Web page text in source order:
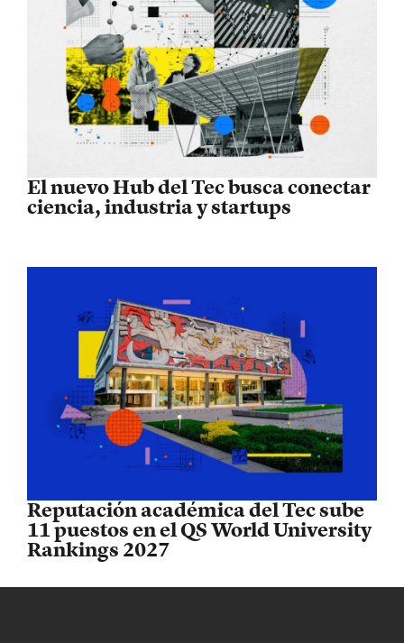
El nuevo Hub del Tec busca conectar
ciencia, industria y startups
Reputación académica del Tec sube
11 puestos en el QS World University
Rankings 2027